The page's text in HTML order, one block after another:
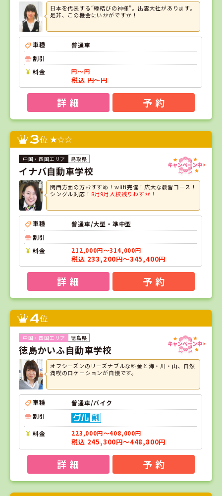
日本を代表する“縁結びの神様”。出雲大社があります。
是非、この機会にいかがですか！
車種
普通車
割引
料金
円～円
税込 円～円
詳 細 予 約
3位
鳥取県
イナバ自動車学校
関西方面の方おすすめ！wiifi完備！広大な教習コース！
シングル対応！ 8月9月入校残りわずか！
車種
普通車/大型・準中型
割引
料金
212,000円～314,000円
税込 233,200円～345,400円
詳 細 予 約
4位
徳島県
徳島かいふ自動車学校
オフシーズンのリーズナブルな料金と海・川・山、自然
満喫のロケーションが自慢です。
車種
普通車/バイク
割引
料金 223,000円～408,000円
税込 245,300円～448,800円
詳 細 予 約